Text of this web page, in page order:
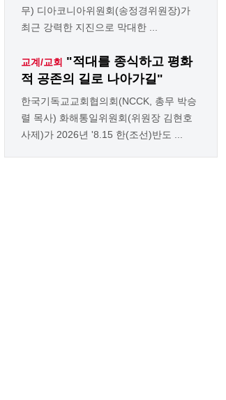
무) 디아코니아위원회(송정경위원장)가
최근 강력한 지진으로 막대한 ...
교계/교회 "적대를 종식하고 평화
적 공존의 길로 나아가길"
한국기독교교회협의회(NCCK, 총무 박승
렬 목사) 화해통일위원회(위원장 김현호
사제)가 2026년 '8.15 한(조선)반도 ...